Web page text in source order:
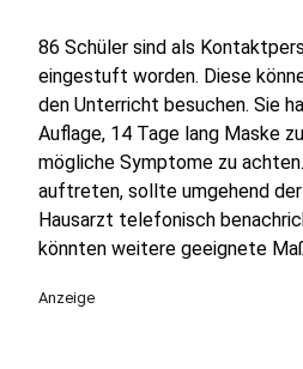
86 Schüler sind als
eingestuft worden. Diese
den Unterricht besuchen. Sie
Auflage, 14 Tage lang Maske
mögliche Symptome zu
auftreten, sollte umgehend
Hausarzt telefonisch
könnten weitere geeignete
Anzeige